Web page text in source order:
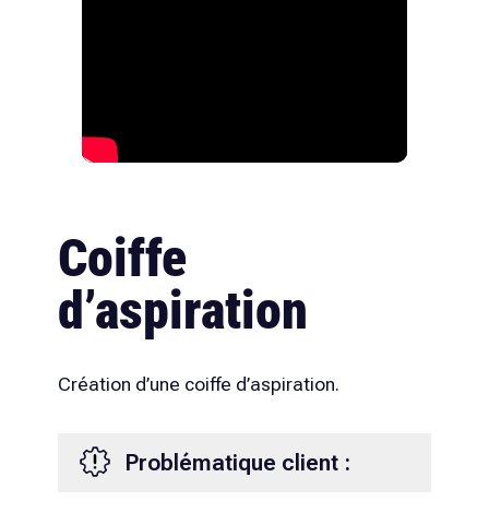
Coiffe
d’aspiration
Création d’une coiffe d’aspiration.
Problématique client :